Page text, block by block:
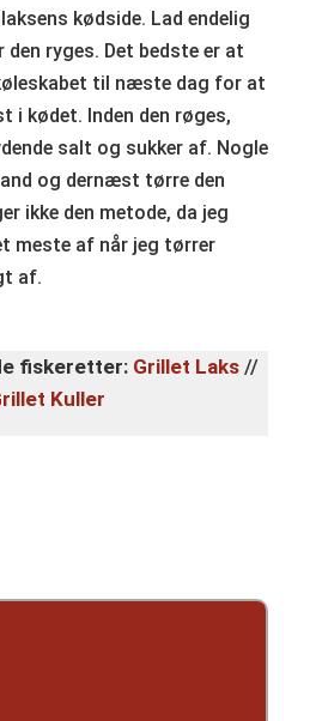
kødside. Lad endelig
den ryges. Det bedste er at
til næste dag for at
i kødet. Inden den røges,
salt og sukker af. Nogle
og dernæst tørre den
ikke den metode, da jeg
meste af når jeg tørrer
af.
fiskeretter: Grillet Laks //
Kuller